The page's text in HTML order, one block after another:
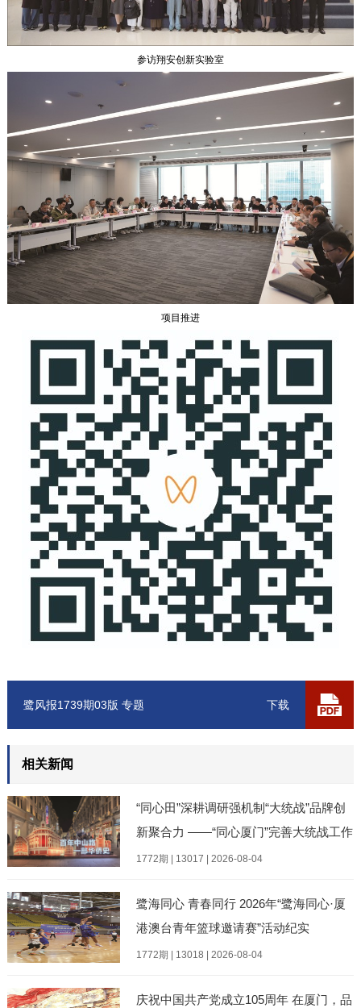
参访翔安创新实验室
项目推进
下载
鹭风报1739期03版 专题
相关新闻
“同心田”深耕调研强机制“大统战”品牌创
新聚合力 ——“同心厦门”完善大统战工作
格局现场专题调研暨“137”全域实践阶段
1772期 | 13017 | 2026-08-04
鹭海同心 青春同行 2026年“鹭海同心·厦
港澳台青年篮球邀请赛”活动纪实
1772期 | 13018 | 2026-08-04
庆祝中国共产党成立105周年 在厦门，品